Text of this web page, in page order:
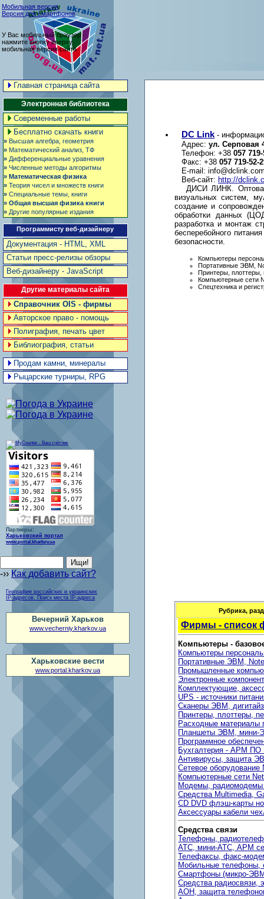
Мобильная версия
Версия для смартфонов
У Вас мобильный браузер -
нажмите кнопку вверху,
мобильная версия сайта
Главная страница сайта
Электронная библиотека
Современные работы
Бесплатно скачать книги
» Высшая алгебра, геометрия
» Математический анализ, ТФ
» Дифференциальные уравнения
» Численные методы алгоритмы
» Математическая физика
» Теория чисел и множеств книги
» Специальные темы, книги
» Общая высшая физика книги
» Другие популярные издания
Программисту веб-дизайнеру
Документация - HTML, XML
Статьи пресс-релизы обзоры
Веб-дизайнеру - JavaScript
Другие материалы сайта
Справочник OIS - фирмы
Авторское право - помощь
Полиграфия, печать цвет
Библиография, статьи
Продам камни, минералы
Рыцарские турниры, RPG
DC Link-
Адрес: ул. Серповая
Телефон: +38 057
Факс: +38 057 719-52-
E-mail:
Веб-сайт: http://
ДИСИ ЛИНК.
визуальных систем,
создание и
обработки данных
разработка и монтаж
бесперебойного
безопасности.
Компьютеры
Портативные ЭВМ,
Принтеры, плоттеры,
Компьютерные сети
Спецтехника и
Рубрика,
Фирмы - список
Компьютеры -
Компьютеры
Портативные ЭВМ,
Промышленные
Электронные
Комплектующие,
UPS - источники
Сканеры ЭВМ,
Принтеры, плоттеры,
Расходные материалы
Планшеты ЭВМ, мини-
Программное
Бухгалтерия - АРМ
Антивирусы, защита
Сетевое оборудование
Компьютерные сети
Модемы,
Средства Multimedia,
CD DVD флэш-карты
Аксессуары кабели
Средства связи
Телефоны,
АТС, мини-АТС, АРМ
Телефаксы, факс-
Мобильные телефоны,
Смартфоны (микро-
Средства радиосвязи,
АОН, защита
Партнеры:
Харьковский портал
www.portal.kharkov.ua
-›› Как добавить сайт?
География российских и украинских
IP-адресов. Поиск места IP-адреса
Вечерний Харьков
www.vecherniy.kharkov.ua
Харьковские вести
www.portal.kharkov.ua